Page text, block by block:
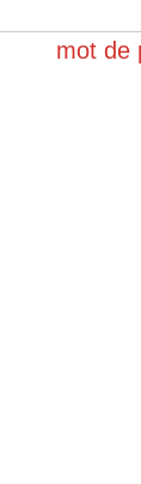
mot de